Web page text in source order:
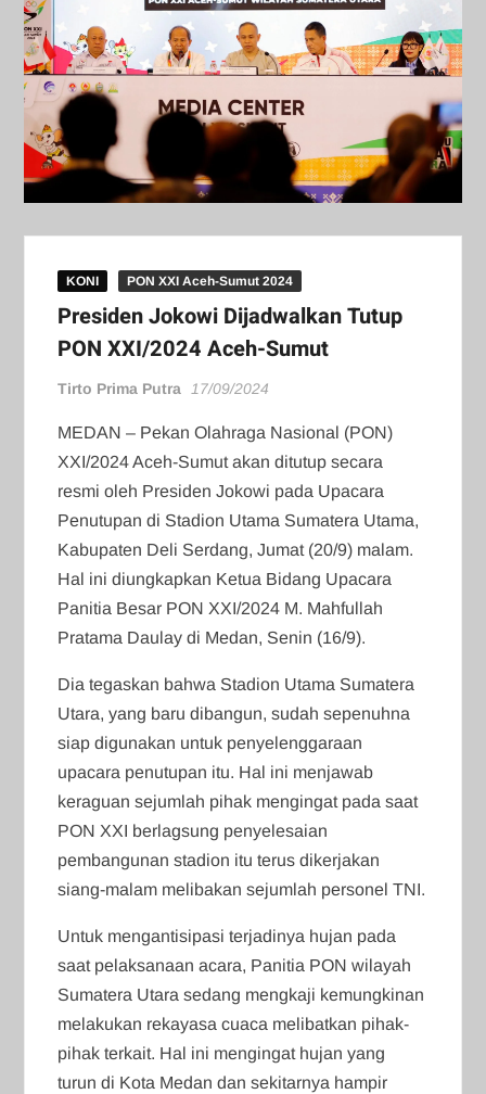
KONI PON XXI Aceh-Sumut 2024
Presiden Jokowi Dijadwalkan Tutup
PON XXI/2024 Aceh-Sumut
Tirto Prima Putra 17/09/2024
MEDAN – Pekan Olahraga Nasional (PON)
XXI/2024 Aceh-Sumut akan ditutup secara
resmi oleh Presiden Jokowi pada Upacara
Penutupan di Stadion Utama Sumatera Utama,
Kabupaten Deli Serdang, Jumat (20/9) malam.
Hal ini diungkapkan Ketua Bidang Upacara
Panitia Besar PON XXI/2024 M. Mahfullah
Pratama Daulay di Medan, Senin (16/9).
Dia tegaskan bahwa Stadion Utama Sumatera
Utara, yang baru dibangun, sudah sepenuhna
siap digunakan untuk penyelenggaraan
upacara penutupan itu. Hal ini menjawab
keraguan sejumlah pihak mengingat pada saat
PON XXI berlagsung penyelesaian
pembangunan stadion itu terus dikerjakan
siang-malam melibakan sejumlah personel TNI.
Untuk mengantisipasi terjadinya hujan pada
saat pelaksanaan acara, Panitia PON wilayah
Sumatera Utara sedang mengkaji kemungkinan
melakukan rekayasa cuaca melibatkan pihak-
pihak terkait. Hal ini mengingat hujan yang
turun di Kota Medan dan sekitarnya hampir